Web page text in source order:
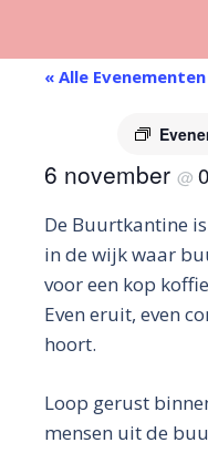
« Alle Evenementen
6 november @
De Buurtkantine
in de wijk waar
voor een kop
Even eruit, even
hoort.
Loop gerust
mensen uit de